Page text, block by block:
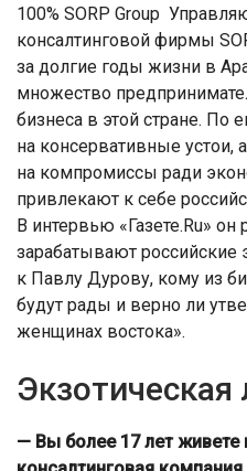
100% SORP Group
консалтинговой фирмы
за долгие годы жизни в
множество
бизнеса в этой стране. По
на консервативные устои,
на компромиссы ради
привлекают к себе
В интервью «Газете.Ru» он
зарабатывают российские
к Павлу Дурову, кому из
будут рады и верно ли
женщинах востока».
Экзотическая
— Вы более 17 лет